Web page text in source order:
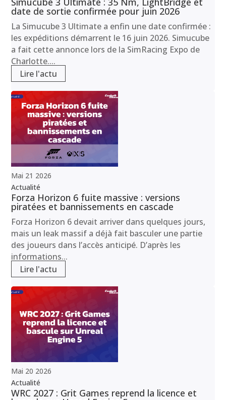
date de sortie confirmée pour juin 2026
La Simucube 3 Ultimate a enfin une date confirmée :
les expéditions démarrent le 16 juin 2026. Simucube
a fait cette annonce lors de la SimRacing Expo de
Charlotte....
Lire l'actu
Mai 21 2026
Actualité
Forza Horizon 6 fuite massive : versions
piratées et bannissements en cascade
Forza Horizon 6 devait arriver dans quelques jours,
mais un leak massif a déjà fait basculer une partie
des joueurs dans l’accès anticipé. D’après les
informations...
Lire l'actu
Mai 20 2026
Actualité
WRC 2027 : Grit Games reprend la licence et